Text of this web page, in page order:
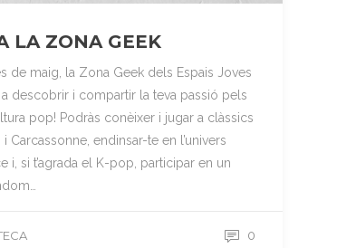
LA ZONA GEEK
de maig, la Zona Geek dels Espais Joves
descobrir i compartir la teva passió pels
pop! Podràs conèixer i jugar a clàssics
Carcassonne, endinsar-te en l’univers
i, si t’agrada el K-pop, participar en un
0